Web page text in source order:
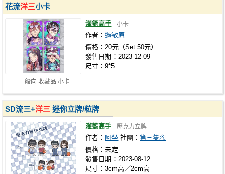
一般向 收藏品 小卡
花流洋三小卡
灌籃高手 小卡
作者：過敏原
價格：20元（Set:50元）
發售日期：2023-12-09
尺寸：9*5
SD流三+洋三 迷你立牌/粒牌
灌籃高手 壓克力立牌
作者： 阿坐 社團：第三隻腳
價格：未定
發售日期：2023-08-12
尺寸：3cm高／2cm高